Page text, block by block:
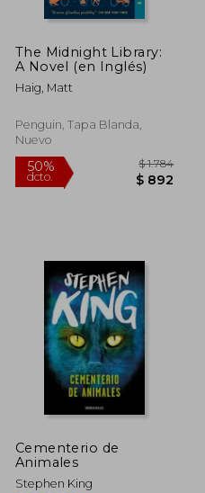
The Midnight Library:
A Novel (en Inglés)
Haig, Matt
Penguin, Tapa Blanda,
Nuevo
50%
dcto.
Cementerio de
Animales
Stephen King